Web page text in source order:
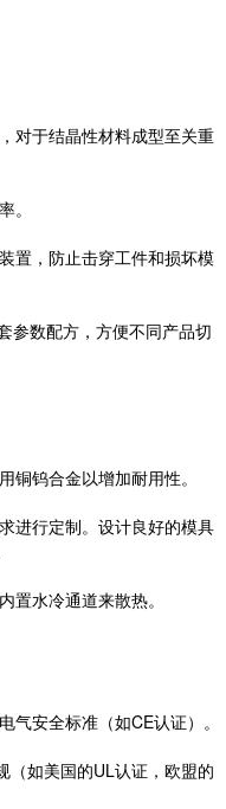
对于结晶性材料成型至关重
。
置，防止击穿工件和损坏模
参数配方，方便不同产品切
铜钨合金以增加耐用性。
进行定制。设计良好的模具
置水冷通道来散热。
安全标准（如CE认证）。
（如美国的UL认证，欧盟的